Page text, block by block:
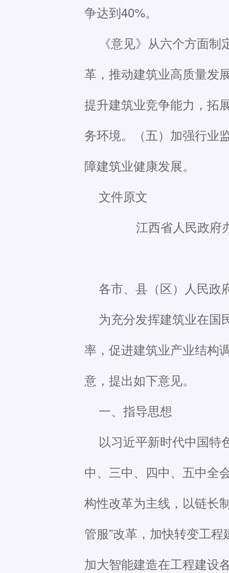
争达到40%。
《意见》从六个方面
革，推动建筑业高质量发
提升建筑业竞争能力，拓
务环境。（五）加强行业
障建筑业健康发展。
文件原文
江西省人民政府
各市、县（区）人民政
为充分发挥建筑业在国
率，促进建筑业产业结构
意，提出如下意见。
一、指导思想
以习近平新时代中国特
中、三中、四中、五中全
构性改革为主线，以链长
管服”改革，加快转变工
加大智能建造在工程建设